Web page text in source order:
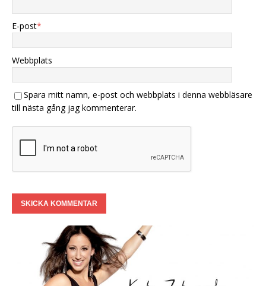
E-post*
Webbplats
Spara mitt namn, e-post och webbplats i denna webbläsare
till nästa gång jag kommenterar.